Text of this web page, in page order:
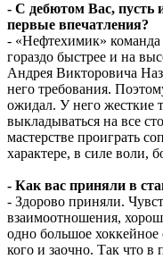
- С дебютом Вас, пусть
первые впечатления?
- «Нефтехимик» команда
гораздо быстрее и на
Андрея Викторовича
него требования.
ожидал. У него жесткие
выкладываться на все
мастерстве проиграть
характере, в силе воли,
- Как вас приняли в
- Здорово приняли.
взаимоотношения,
одно большое хоккейное
кого и заочно. Так что в